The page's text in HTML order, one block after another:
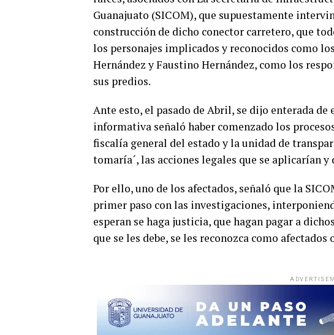
Guanajuato (SICOM), que supuestamente
construcción de dicho conector carretero, que
los personajes implicados y reconocidos como
Hernández y Faustino Hernández, como los
sus predios.
Ante esto, el pasado de Abril, se dijo enterada
informativa señaló haber comenzado los
fiscalía general del estado y la unidad de
tomaría´, las acciones legales que se aplicarían y
Por ello, uno de los afectados, señaló que la
primer paso con las investigaciones,
esperan se haga justicia, que hagan pagar a
que se les debe, se les reconozca como